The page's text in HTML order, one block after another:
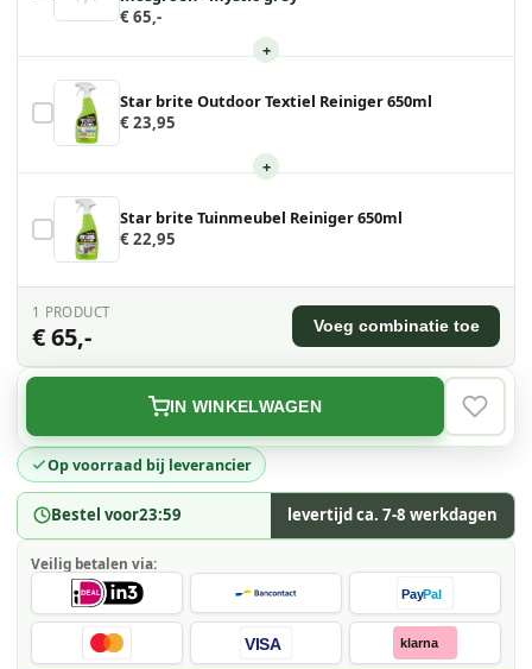
Op voorraad bij leverancier
Bestel voor23:59 levertijd ca. 7-8 werkdagen
IN WINKELWAGEN
€ 65,-
+
Star brite Outdoor Textiel Reiniger 650ml
€ 23,95
+
Star brite Tuinmeubel Reiniger 650ml
€ 22,95
1 PRODUCT
€ 65,- Voeg combinatie toe
Veilig betalen via:
PayPal
VISA klarna